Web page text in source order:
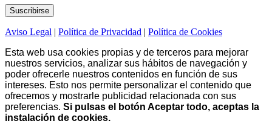
Aviso Legal | Política de Privacidad | Política de Cookies
Esta web usa cookies propias y de terceros para mejorar
nuestros servicios, analizar sus hábitos de navegación y
poder ofrecerle nuestros contenidos en función de sus
intereses. Esto nos permite personalizar el contenido que
ofrecemos y mostrarle publicidad relacionada con sus
preferencias. Si pulsas el botón Aceptar todo, aceptas la
instalación de cookies.